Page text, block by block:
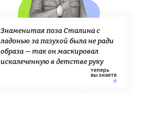
Знаменитая поза Сталина с
ладонью за пазухой была не ради
образа — так он маскировал
искалеченную в детстве руку